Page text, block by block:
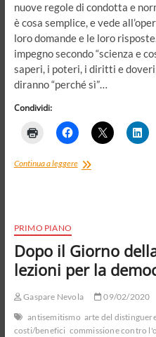
nuove regole di condotta e
è cosa semplice, e vede
loro domande e le loro
impegno secondo “scienza e
saperi, i poteri, i diritti e
diranno “perché sì”…
Condividi:
Continua a leggereTrappole
sicurezza
libertà
PRIMO PIANO
Dopo il Giorno
lezioni per la
Gaspare Nevola
09/02/2020
antisemitismo arte del
costi/benefici commissione contro